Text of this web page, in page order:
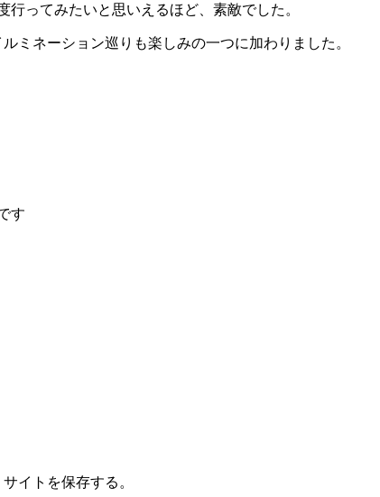
行ってみたいと思いえるほど、素敵でした。
ミネーション巡りも楽しみの一つに加わりました。
す
イトを保存する。